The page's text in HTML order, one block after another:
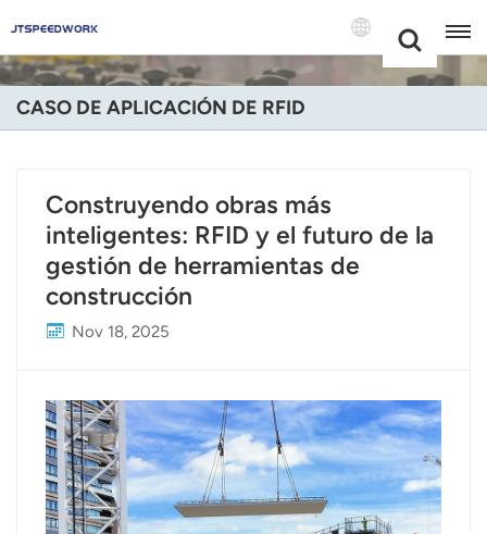
+86 -18681515767
English
Deutsch
Русский
Português
Nederland
عربي
CASO DE APLICACIÓN DE RFID
Construyendo obras más
inteligentes: RFID y el futuro de la
gestión de herramientas de
construcción
Nov 18, 2025